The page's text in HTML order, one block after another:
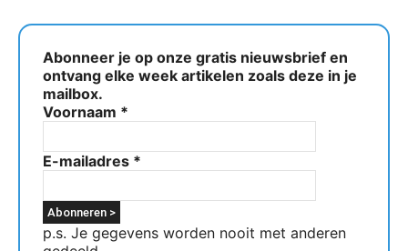
Abonneer je op onze gratis nieuwsbrief en
ontvang elke week artikelen zoals deze in je
mailbox.
Voornaam *
E-mailadres *
p.s. Je gegevens worden nooit met anderen